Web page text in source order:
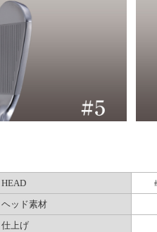
HEAD
ヘッド素材
仕上げ